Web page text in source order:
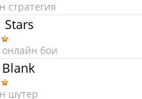
стратегия
Stars
бои
шутер